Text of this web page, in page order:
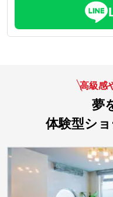
高級感
夢
体験型シ